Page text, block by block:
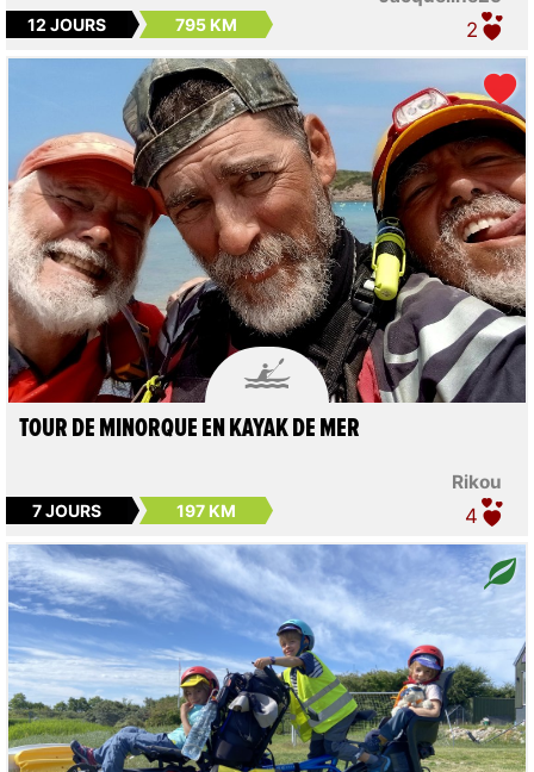
12 JOURS 795 KM 2

Rikou
TOUR DE MINORQUE EN KAYAK DE MER
7 JOURS 197 KM 4